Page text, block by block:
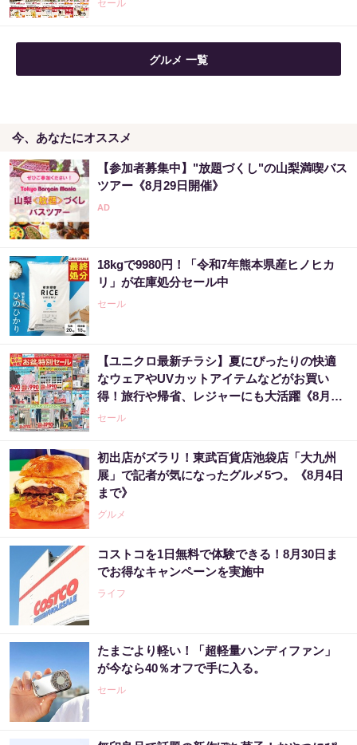
まだ宝くじ“適当に”買ってる？それ、当たら
ない人の典型です
まだ宝くじ“適当に”買ってる？それ、当たら
ない人の典型です
PR（合同会社デジタルファーム ）
本株を海外から操っていた張本人が暴露
PR（Acoco.）
セール
グルメ 一覧
今、あなたにオススメ
【参加者募集中】"放題づくし"の山梨満喫バス
ツアー《8月29日開催》
18kgで9980円！「令和7年熊本県産ヒノヒカ
リ」が在庫処分セール中
セール
【ユニクロ最新チラシ】夏にぴったりの快適
なウェアやUVカットアイテムなどがお買い
得！旅行や帰省、レジャーにも大活躍《8月13
日まで》
セール
初出店がズラリ！東武百貨店池袋店「大九州
展」で記者が気になったグルメ5つ。《8月4日
まで》
グルメ
コストコを1日無料で体験できる！8月30日ま
でお得なキャンペーンを実施中
ライフ
たまごより軽い！「超軽量ハンディファン」
が今なら40％オフで手に入る。
セール